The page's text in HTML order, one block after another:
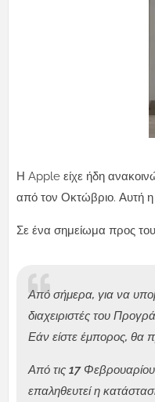
Η Apple είχε ήδη
από τον Οκτώβριο. Αυτή
Σε ένα σημείωμα προς
Από σήμερα, για να
διαχειριστές του
Εάν είστε έμπορος, θα
Από τις 17
επαληθευτεί η